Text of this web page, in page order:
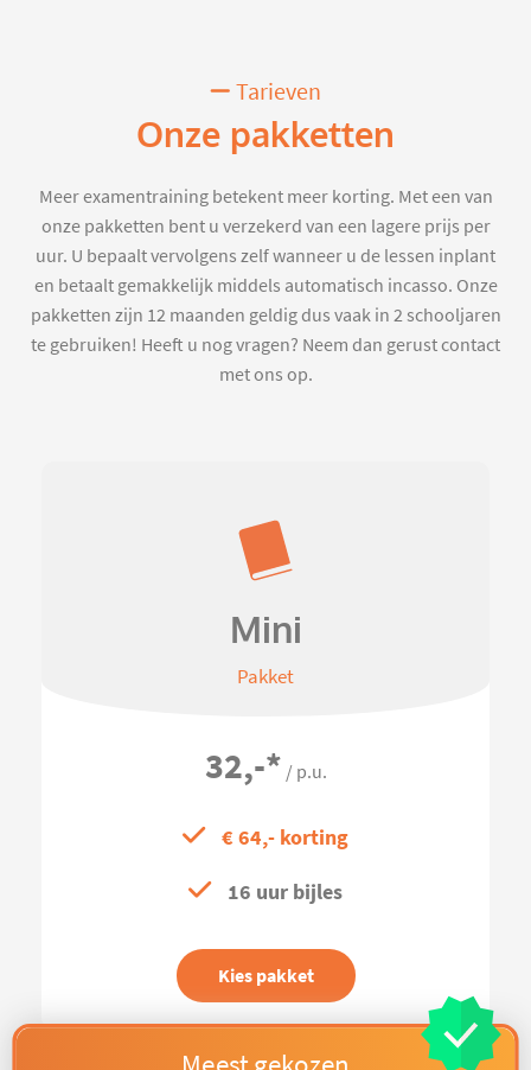
Tarieven
Onze pakketten
Meer examentraining betekent meer korting. Met een van
onze pakketten bent u verzekerd van een lagere prijs per
uur. U bepaalt vervolgens zelf wanneer u de lessen inplant
en betaalt gemakkelijk middels automatisch incasso. Onze
pakketten zijn 12 maanden geldig dus vaak in 2 schooljaren
te gebruiken! Heeft u nog vragen? Neem dan gerust contact
met ons op.
Mini
Pakket
32,-* / p.u.
€ 64,- korting
16 uur bijles
Kies pakket